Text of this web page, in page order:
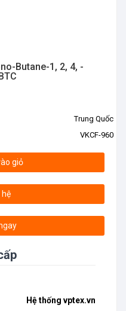
Butane-1, 2, 4, -
Trung Quốc
VKCF-960
giỏ
hệ
Hệ thống vptex.vn